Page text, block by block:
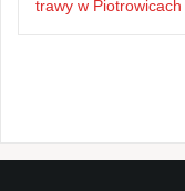
trawy w Piotrowicach